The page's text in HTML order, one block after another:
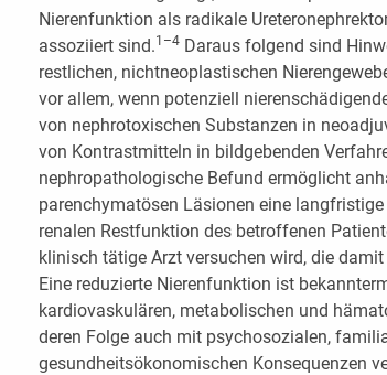
Nierenfunktion als radikale
assoziiert sind.1–4Daraus folgend sind
restlichen, nichtneoplastischen
vor allem, wenn potenziell
von nephrotoxischen Substanzen in
von Kontrastmitteln in bildgebenden
nephropathologische Befund ermöglicht
parenchymatösen Läsionen eine
renalen Restfunktion des betroffenen
klinisch tätige Arzt versuchen wird, die
Eine reduzierte Nierenfunktion ist
kardiovaskulären, metabolischen und
deren Folge auch mit psychosozialen,
gesundheitsökonomischen Konsequenzen